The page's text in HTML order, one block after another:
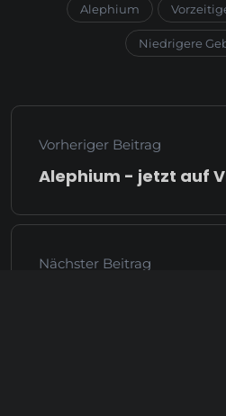
Alephium
Niedrigere
Vorheriger Beitrag
Alephium - jetzt auf
Nächster Beitrag